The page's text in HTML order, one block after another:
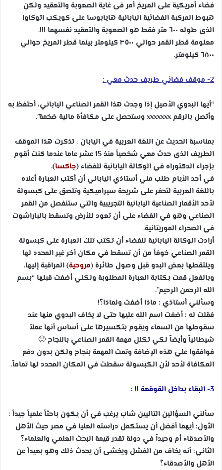
فضاء أمريكية على المريخ أمر فى غاية الصعوبة والتعقيد ولكن
هبوط المركبة الفضائية اليابانية هايابوسا على كويكب اتوكاوا
الذى طوله ٦٠٠ متر فقط هو الصعوبة والتعقيد نفسهما !!!.
معلومة قطر القمر حوالي ٣٥٠٠ كيلومتر بينما قطر المريخ حوالي
٦٨٠٠ كيلومتر.
2- موقف فضائي طريف حدث معي :
“أيها البدوي الأصيل إذا وجدت هذا القمر الصناعي الياباني، أحتفظ به
وأتصل بالرقم xxxxxxx وستحصل على مكافأة مالية ضخمة”.
بمناسبة الحديث عن اللغة العربية في اليابان ، تذكرت هذا الموقف
الطريف الذى حدث معي شخصياً منذ 15 عشر عاما عندما كنت أقوم
بإجراء الدكتوراه في الوكالة اليابانية للفضاء (جاكسا).
في أحد الأيام طلب مني أستاذي الياباني أن أكتب العبارة أعلاه
باللغة العربية لتحفر على شريحة سيراميكية وتلصق على كبسولة
لأحد الأقمار الصناعية اليابانية التجريبية والتي ستنفصل من القمر
الصناعي وهو في الفضاء على أن تعود للأرض وتسقط بالباراشوت
في الصحراء الموريتانية.
أرادت الوكالة اليابانية للفضاء أن تكتب تلك العبارة على كبسولة
القمر الصناعي خوفاً من أن تسقط في مكان آخر غير المحدد لها
ويلتقطها بعض البدو قبل وصول طائرة (مروحية) المراقبة إليها.
وبالفعل قمت بكتابة العبارة المطلوبة ولكني أضفت قبلها “بسم
الله الرحمن الرحيم”.
وسألني أستاذي : ماذا أضفت ولماذا؟!
فقلت له : أضفت اسم الله عليها حتى لا يخاف البدوي منها عند
سقوطها من السماء ويقوم بتكسيرها على أساس أنها عملاً
شيطانياً وأيضاً لكي تكلل مهمة القمر الصناعي بالنجاح 🙂
فوافقوا علي هذه الإضافة وتمت المهمة بنجاح ولكن بدون دفع
المكافاة لأحد لأن الكبسولة سقطت في المكان المحدد لها تماماً.
3- البقاء بداخل القوقعة !! :
سألني السؤالين التاليين شاب يرغب في أن يكون باحثاً علمياً جيداً :
الأول: أيهما أفضل أن يستكمل دراسته العليا في مصر حيث الأهل
والأصدقاء أم وحيداً في دولة تقدر قيمة البحث العلمي والعلماء؟
الثاني: أنه يخاف من الفشل ويخشى أن يحدث ذلك وهو بعيداً عن
الأهل والأصدقاء؟